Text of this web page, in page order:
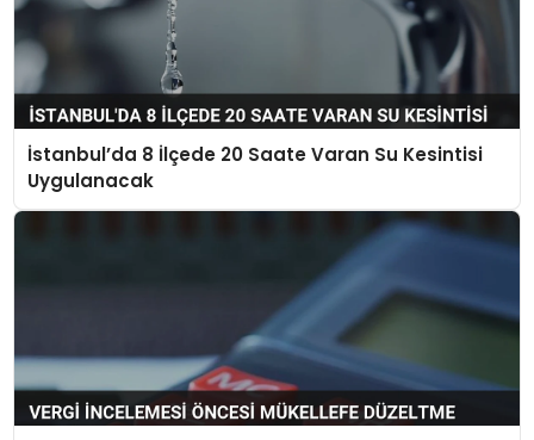
İstanbul’da 8 İlçede 20 Saate Varan Su Kesintisi
Uygulanacak